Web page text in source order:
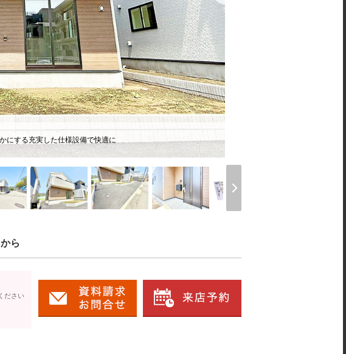
にする充実した仕様設備で快適に
ら
ださい